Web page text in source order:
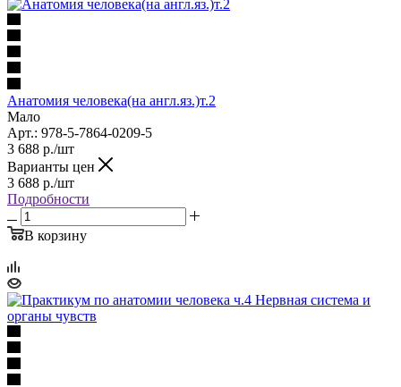
Анатомия человека(на англ.яз.)т.2
Мало
Арт.: 978-5-7864-0209-5
3 688 р./шт
Варианты цен
3 688 р./шт
Подробности
В корзину